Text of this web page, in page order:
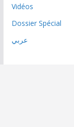
Vidéos
Dossier Spécial
عربي